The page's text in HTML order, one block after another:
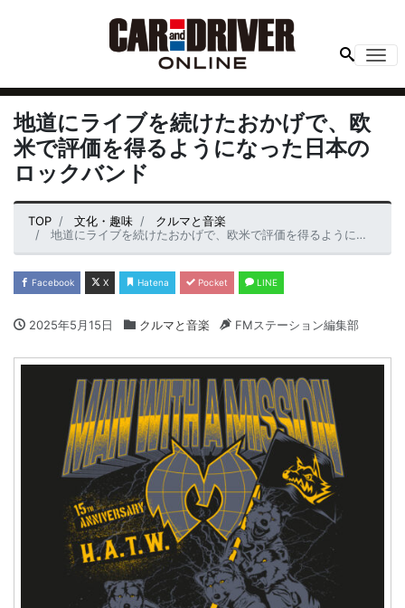
地道にライブを続けたおかげで、欧
米で評価を得るようになった日本の
ロックバンド
TOP 文化・趣味
クルマと音楽
地道にライブを続けたおかげで、欧米で評価を得るようになった日本のロックバンド
Facebook X Hatena Pocket LINE
2025年5月15日 クルマと音楽 FMステーション編集部